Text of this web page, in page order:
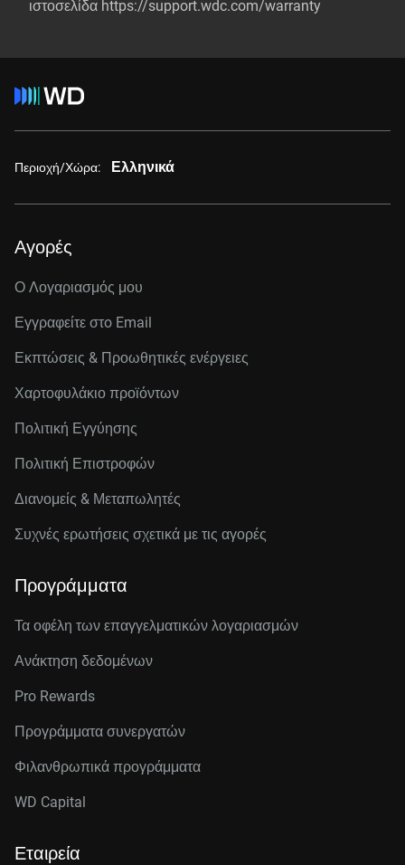
ιστοσελίδα https://support.wdc.com/warranty
Περιοχή/Χώρα: Ελληνικά
Αγορές
Ο Λογαριασμός μου
Εγγραφείτε στo Email
Εκπτώσεις & Προωθητικές ενέργειες
Χαρτοφυλάκιο προϊόντων
Πολιτική Εγγύησης
Πολιτική Επιστροφών
Διανομείς & Μεταπωλητές
Συχνές ερωτήσεις σχετικά με τις αγορές
Προγράμματα
Τα οφέλη των επαγγελματικών λογαριασμών
Ανάκτηση δεδομένων
Pro Rewards
Προγράμματα συνεργατών
Φιλανθρωπικά προγράμματα
WD Capital
Εταιρεία